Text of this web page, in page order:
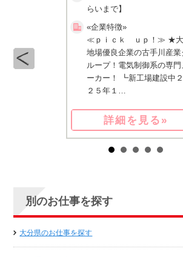
して、自動
向けレンズ
らいまで】
«企業特徴»
≪ｐｉｃｋ ｕｐ！≫ ★大
地場優良企業の古手川産業
ループ！電気制御系の専門
ーカー！ ┗新工場建設中２
２５年１…
詳細を見る»
別のお仕事を探す
大分県のお仕事を探す